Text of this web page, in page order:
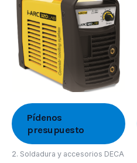
Pídenos
presupuesto
2. Soldadura y accesorios DECA